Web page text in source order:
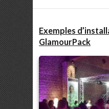
Exemples
GlamourPack